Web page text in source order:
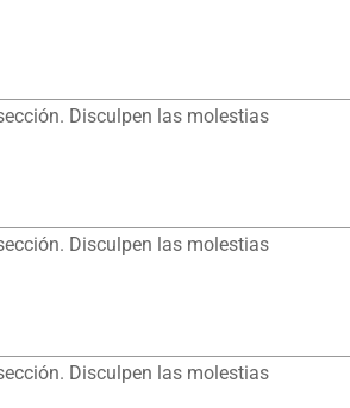
Disculpen las molestias
Disculpen las molestias
Disculpen las molestias